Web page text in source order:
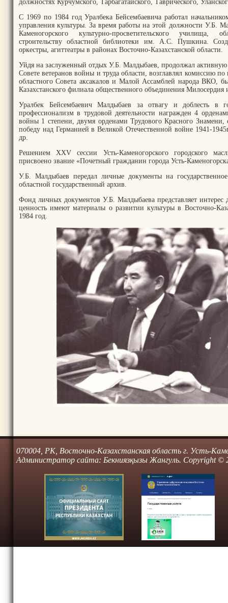
должностях Курчумского, Тарбагатайского, Таврического,
С 1969 по 1984 год Уралбека Бейсембаевича работал
управления культуры. За время работы на этой должности У.Б.
Каменогорского культурно-просветительского училища,
строительству областной библиотеки им. А.С. Пушкина.
оркестры, агиттеатры в районах Восточно-Казахстанской области.
Уйдя на заслуженный отдых У.Б. Малдыбаев, продолжал активную
Совете ветеранов войны и труда области, возглавлял комиссию
областного Совета аксакалов и Малой Ассамблей народа ВКО,
Казахстанского филиала общественного объединения Милосердия
Уралбек Бейсембаевич Малдыбаев за отвагу и доблесть в
профессионализм в трудовой деятельности награжден 4
войны 1 степени, двумя орденами Трудового Красного
победу над Германией в Великой Отечественной войне 1941-
др.
Решением XXV сессии Усть-Каменогорского городского
присвоено звание «Почетный гражданин города Усть-
У.Б. Малдыбаев передал личные документы на
областной государственный архив.
Фонд личных документов У.Б. Малдыбаева представляет интерес
ценность имеют материалы о развитии культуры в Восточно-
1984 год.
070004, РК, Восточно-Казахстанская область г. Усть-
Администратор сайта: Бекниязқызы Жангуль. Copyright ©